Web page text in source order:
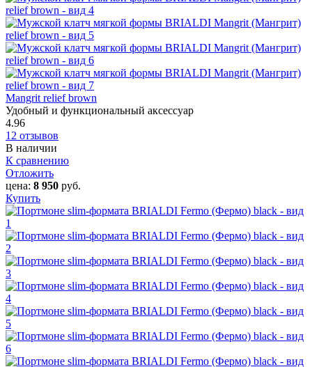
Mangrit relief brown
Удобный и функциональный аксессуар
4.96
12 отзывов
В наличии
К сравнению
Отложить
цена: 8 950 руб.
Купить